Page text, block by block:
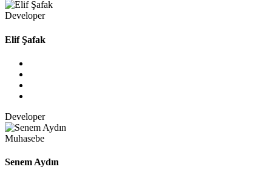
Developer
Elif Şafak
Developer
Muhasebe
Senem Aydın